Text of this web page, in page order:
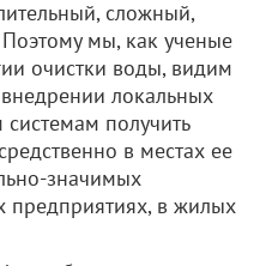
сложный,
мы, как ученые
очистки воды, видим
локальных
получить
в местах ее
значимых
в жилых